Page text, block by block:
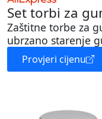
Set torbi za
Zaštitne torbe za
ubrzano starenje
Provjeri cijenu